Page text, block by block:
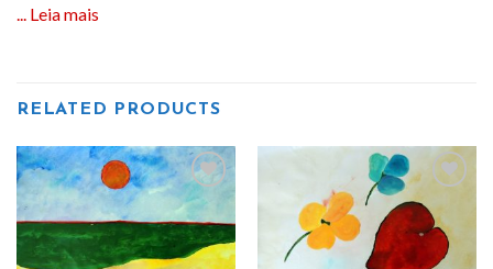
... Leia mais
RELATED PRODUCTS
Add
to
wishlist
to
wishlist